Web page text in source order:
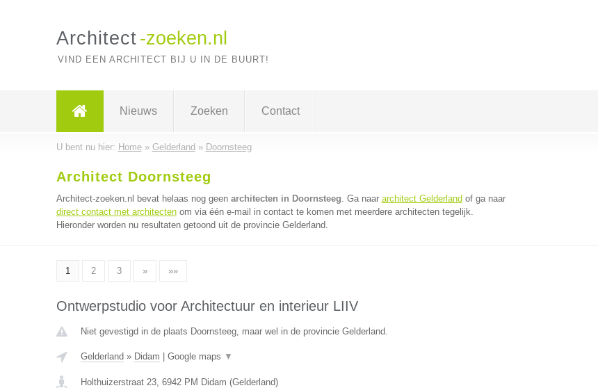
Architect -zoeken.nl
VIND EEN ARCHITECT BIJ U IN DE BUURT!
Nieuws Zoeken Contact
U bent nu hier: Home» Gelderland » Doornsteeg
Architect Doornsteeg
Architect-zoeken.nl bevat helaas nog geen architecten in Doornsteeg. Ga naar architect Gelderland of ga naar
direct contact met architectenom via één e-mail in contact te komen met meerdere architecten tegelijk.
Hieronder worden nu resultaten getoond uit de provincie Gelderland.
1 2 3 » »»
Ontwerpstudio voor Architectuur en interieur LIIV
Niet gevestigd in de plaats Doornsteeg, maar wel in de provincie Gelderland.
Gelderland » Didam Google maps ▼
Holthuizerstraat 23, 6942 PM Didam (Gelderland)